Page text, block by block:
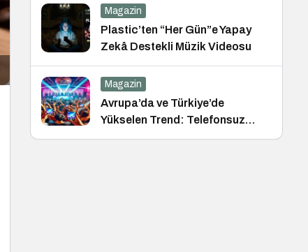
Konferansı
Magazin
Plastic’ten “Her Gün”e Yapay
Zekâ Destekli Müzik Videosu
Magazin
Avrupa’da ve Türkiye’de
Yükselen Trend: Telefonsuz
Gece Kulüpleri